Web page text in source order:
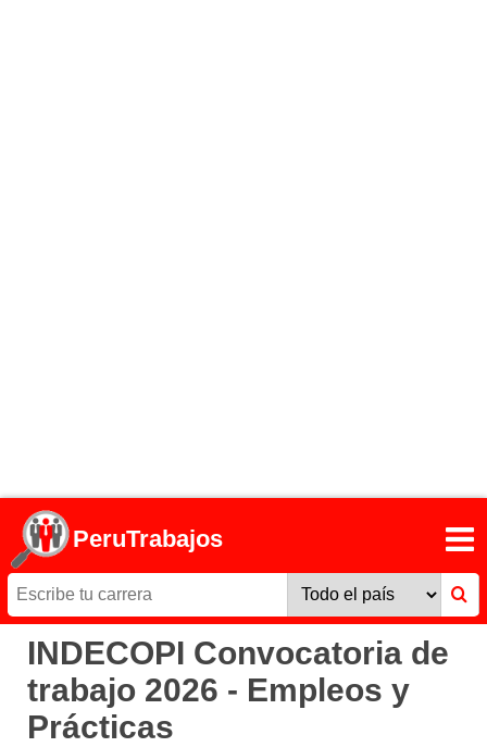
PeruTrabajos
INDECOPI Convocatoria de
trabajo 2026 - Empleos y
Prácticas